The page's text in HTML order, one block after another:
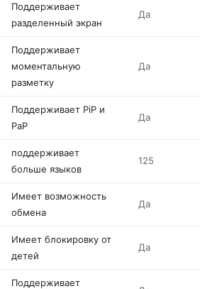
Поддерживает
разделенный экран
Да
Поддерживает
моментальную
разметку
Да
Поддерживает PiP и
PaP
Да
поддерживает
больше языков
125
Имеет возможность
обмена
Да
Имеет блокировку от
детей
Да
Поддерживает